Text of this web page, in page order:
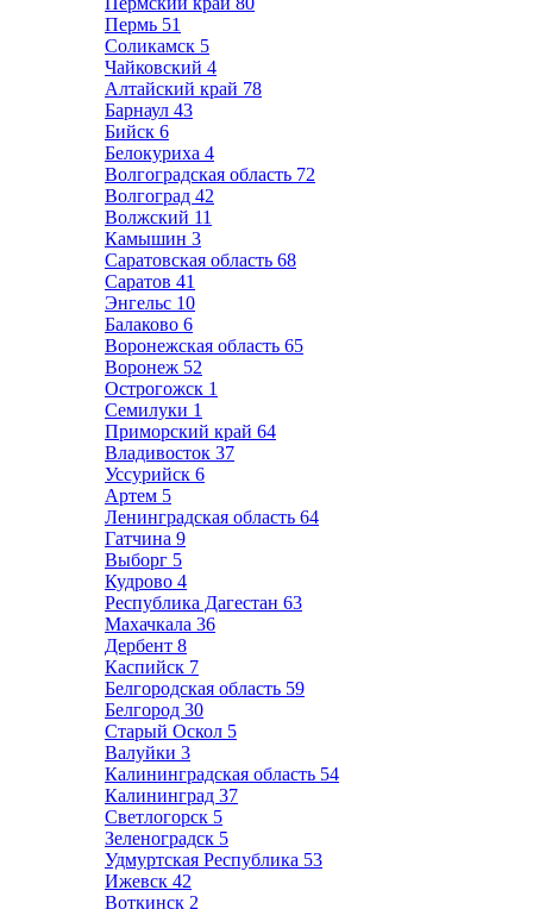
Пермь 51
Соликамск 5
Чайковский 4
Алтайский край 78
Барнаул 43
Бийск 6
Белокуриха 4
Волгоградская область 72
Волгоград 42
Волжский 11
Камышин 3
Саратовская область 68
Саратов 41
Энгельс 10
Балаково 6
Воронежская область 65
Воронеж 52
Острогожск 1
Семилуки 1
Приморский край 64
Владивосток 37
Уссурийск 6
Артем 5
Ленинградская область 64
Гатчина 9
Выборг 5
Кудрово 4
Республика Дагестан 63
Махачкала 36
Дербент 8
Каспийск 7
Белгородская область 59
Белгород 30
Старый Оскол 5
Валуйки 3
Калининградская область 54
Калининград 37
Светлогорск 5
Зеленоградск 5
Удмуртская Республика 53
Ижевск 42
Воткинск 2